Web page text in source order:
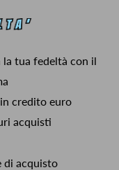
tua fedeltà con il
credito euro
acquisti
di acquisto